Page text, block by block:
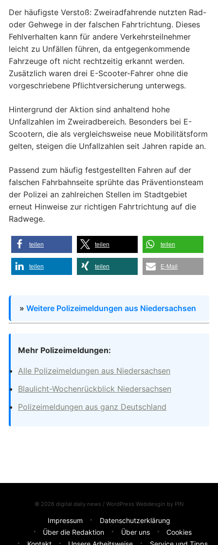
Der häufigste Verstoß: Zweiradfahrende nutzten Rad-
oder Gehwege in der falschen Fahrtrichtung. Dieses
Fehlverhalten kann für andere Verkehrsteilnehmer
leicht zu Unfällen führen, da entgegenkommende
Fahrzeuge oft nicht rechtzeitig erkannt werden.
Zusätzlich waren drei E-Scooter-Fahrer ohne die
vorgeschriebene Pflichtversicherung unterwegs.
Hintergrund der Aktion sind anhaltend hohe
Unfallzahlen im Zweiradbereich. Besonders bei E-
Scootern, die als vergleichsweise neue Mobilitätsform
gelten, steigen die Unfallzahlen seit Jahren rapide an.
Passend zum häufig festgestellten Fahren auf der
falschen Fahrbahnseite sprühte das Präventionsteam
der Polizei an zahlreichen Stellen im Stadtgebiet
erneut Hinweise zur richtigen Fahrtrichtung auf die
Radwege.
teilen teilen teilen
teilen teilen E-Mail
» Weitere Polizeimeldungen aus Niedersachsen
Mehr Polizeimeldungen:
Alle Polizeimeldungen aus Niedersachsen
Blaulicht-Wochenrückblick Niedersachsen
Polizeimeldungen aus ganz Deutschland
© 2026 digital daily news / WordPress Webdesgin by PIN
Impressum
Datenschutzerklärung
Über die Redaktion
Über uns
Cookies